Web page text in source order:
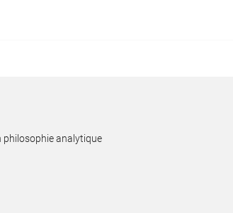
philosophie analytique